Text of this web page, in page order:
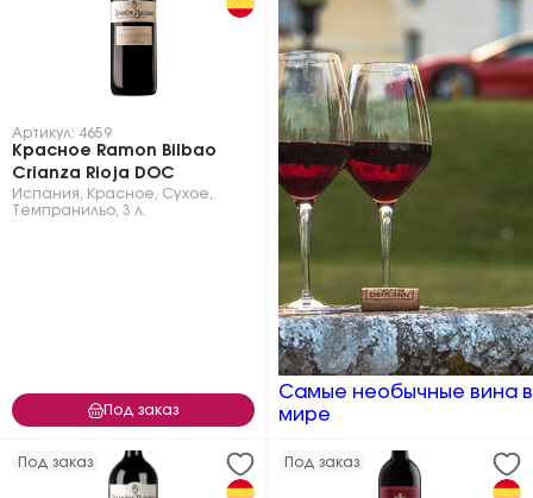
Артикул: 4659
Красное Ramon Bilbao
Crianza Rioja DOC
Испания Красное Сухое
Темпранильо 3 л.
Под заказ
Самые необычные вина в
мире
Под заказ Под заказ